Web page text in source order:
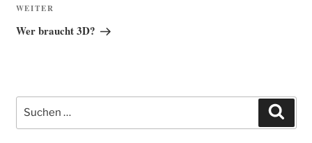
Nächster
Beitrag
WEITER
Wer braucht 3D?
Suche
nach: